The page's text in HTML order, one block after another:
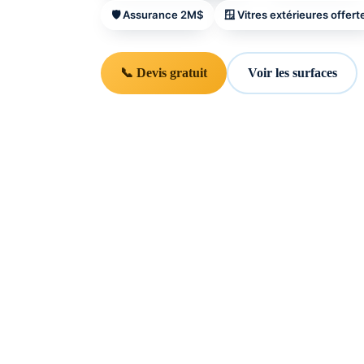
🛡️ Assurance 2M$ 🪟 Vitres extérieures
📞 Devis gratuit Voir les surfaces